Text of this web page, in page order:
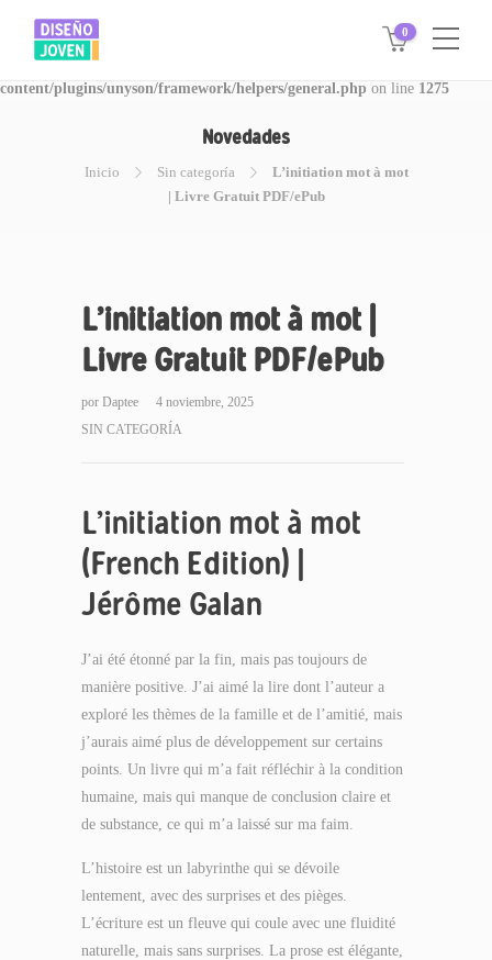
Warning: Invalid argument supplied for foreach() in
/www/disegnojoven.com.ar/htdocs/wp-
content/plugins/unyson/framework/helpers/general.php on line 1275
0
Novedades
Inicio Sin categoría
L’initiation mot à mot
| Livre Gratuit PDF/ePub
L’initiation mot à mot |
Livre Gratuit PDF/ePub
por Daptee
4 noviembre, 2025
SIN CATEGORÍA
L’initiation mot à mot
(French Edition) |
Jérôme Galan
J’ai été étonné par la fin, mais pas toujours de
manière positive. J’ai aimé la lire dont l’auteur a
exploré les thèmes de la famille et de l’amitié, mais
j’aurais aimé plus de développement sur certains
points. Un livre qui m’a fait réfléchir à la condition
humaine, mais qui manque de conclusion claire et
de substance, ce qui m’a laissé sur ma faim.
L’histoire est un labyrinthe qui se dévoile
lentement, avec des surprises et des pièges.
L’écriture est un fleuve qui coule avec une fluidité
naturelle, mais sans surprises. La prose est élégante,